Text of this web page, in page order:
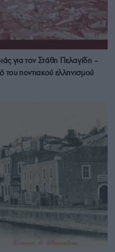
για τον Στάθη Πελαγίδη –
του ποντιακού ελληνισμού